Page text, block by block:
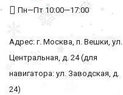
Пн—Пт 10:00—17:00
Адрес: г. Москва, п. Вешки, ул.
Центральная, д. 24 (для
навигатора: ул. Заводская, д.
24)